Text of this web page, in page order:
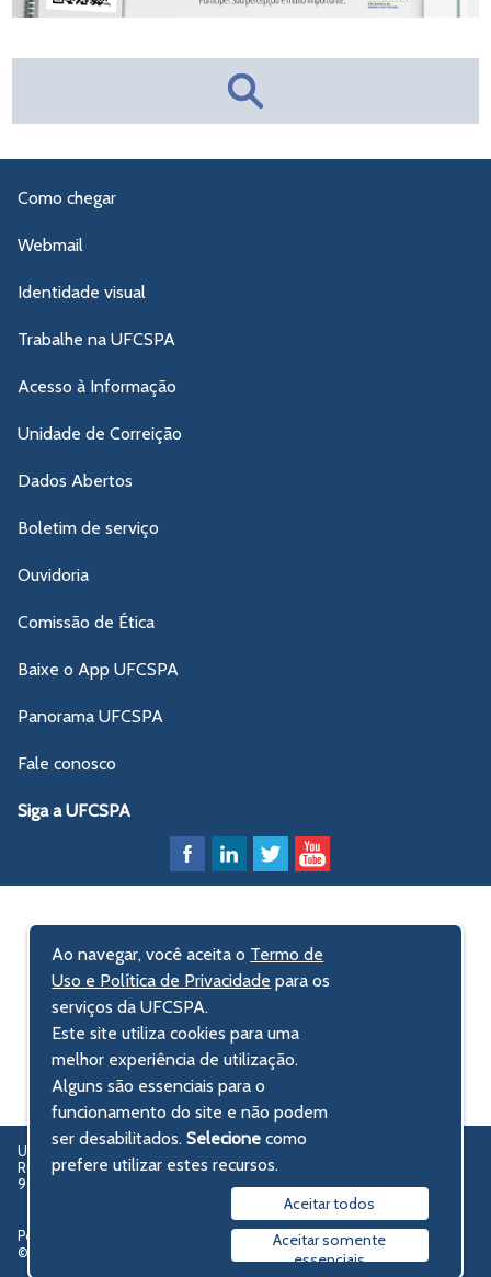
Como chegar
Webmail
Identidade visual
Trabalhe na UFCSPA
Acesso à Informação
Unidade de Correição
Dados Abertos
Boletim de serviço
Ouvidoria
Comissão de Ética
Baixe o App UFCSPA
Panorama UFCSPA
Fale conosco
Siga a UFCSPA
UFCSPA – Universidade Federal de Ciências da Saúde de Porto Alegre
Rua Sarmento Leite, 245 - Centro Histórico
90050-170 Porto Alegre, RS, Brasil
Política de privacidade
© 2009-2026 UFCSPA
Ao navegar, você aceita o Termo de
Uso e Política de Privacidade para os
serviços da UFCSPA.
Este site utiliza cookies para uma
melhor experiência de utilização.
Alguns são essenciais para o
funcionamento do site e não podem
ser desabilitados.Selecionecomo
prefere utilizar estes recursos.
Aceitar todos
Aceitar somente
essenciais